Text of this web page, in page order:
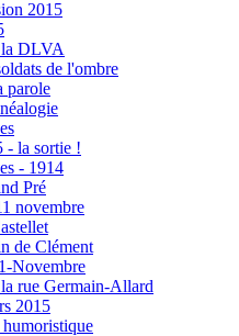
2015
la DLVA
de l'ombre
parole
- la sortie !
- 1914
Pré
novembre
de Clément
Novembre
rue Germain-Allard
2015
humoristique